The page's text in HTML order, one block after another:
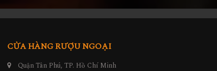
CỬA HÀNG RƯỢU NGOẠI
Quận Tân Phú, TP. Hồ Chí Minh